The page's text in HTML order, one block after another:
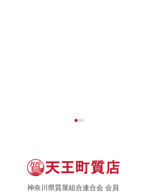
神奈川県質屋組合連合会 会員